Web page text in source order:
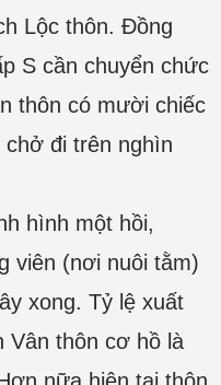
Lộc thôn. Đồng
S cần chuyển chức
thôn có mười chiếc
đi trên nghìn
hình một hồi,
viên (nơi nuôi tằm)
xong. Tỷ lệ xuất
Vân thôn cơ hồ là